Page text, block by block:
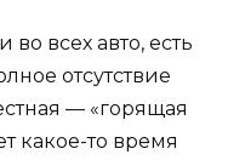
всех авто, есть
отсутствие
— «горящая
какое-то время